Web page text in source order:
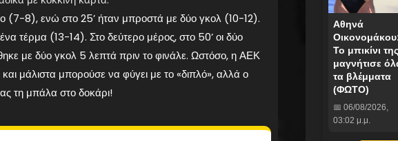
(7-8), ενώ στο 25’ ήταν μπροστά με δύο γκολ (10-12).
τέρμα (13-14). Στο δεύτερο μέρος, στο 50’ οι δύο
με δύο γκολ 5 λεπτά πριν το φινάλε. Ωστόσο, η ΑΕΚ
μάλιστα μπορούσε να φύγει με το «διπλό», αλλά ο
τη μπάλα στο δοκάρι!
Αθηνά
Το μπικίνι της
μαγνήτισε
τα βλέμματα
(ΦΩΤΟ)
📅 06/08/2026,
03:02 μ.μ.